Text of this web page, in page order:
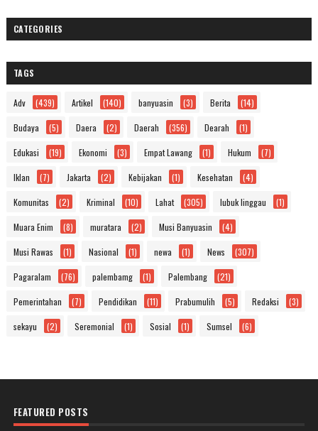
CATEGORIES
TAGS
Adv (439) Artikel (140) banyuasin (3) Berita (14)
Budaya (5) Daera (2) Daerah (356) Dearah (1)
Edukasi (19) Ekonomi (3) Empat Lawang (1) Hukum (7)
Iklan (7) Jakarta (2) Kebijakan (1) Kesehatan (4)
Komunitas (2) Kriminal (10) Lahat (305) lubuk linggau (1)
Muara Enim (8) muratara (2) Musi Banyuasin (4)
Musi Rawas (1) Nasional (1) newa (1) News (307)
Pagaralam (76) palembamg (1) Palembang (21)
Pemerintahan (7) Pendidikan (11) Prabumulih (5) Redaksi (3)
sekayu (2) Seremonial (1) Sosial (1) Sumsel (6)
FEATURED POSTS